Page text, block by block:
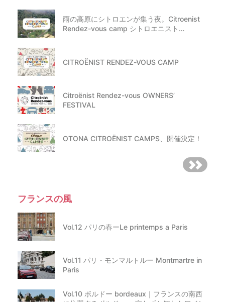
雨の高原にシトロエンが集う夜。Citroenist
Rendez-vous camp シトロエニスト…
CITROËNIST RENDEZ-VOUS CAMP
Citroënist Rendez-vous OWNERS’
FESTIVAL
OTONA CITROËNIST CAMPS、開催決定！
フランスの風
Vol.12 パリの春ーLe printemps a Paris
Vol.11 パリ・モンマルトルー Montmartre in
Paris
Vol.10 ボルドー bordeaux｜フランスの南西